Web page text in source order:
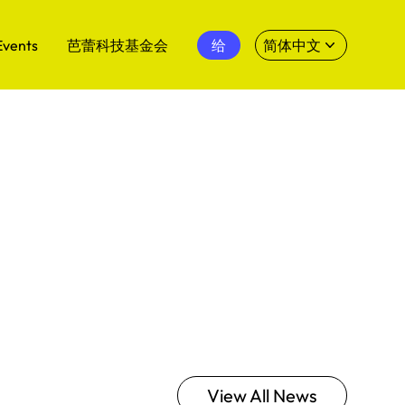
芭蕾科技基金会 给 简体中文
View All News